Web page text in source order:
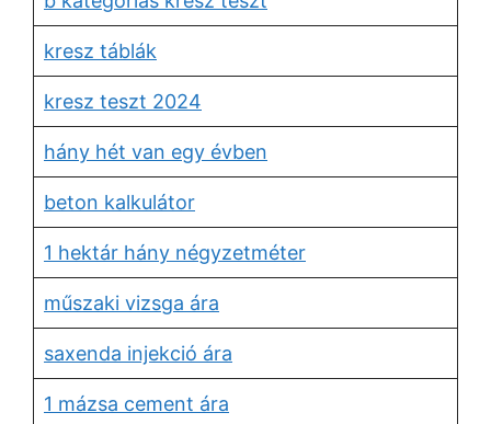
kresz táblák
kresz teszt 2024
hány hét van egy évben
beton kalkulátor
1 hektár hány négyzetméter
műszaki vizsga ára
saxenda injekció ára
1 mázsa cement ára